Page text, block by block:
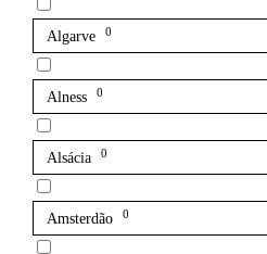
Algarve 0
Alness 0
Alsácia 0
Amsterdão 0